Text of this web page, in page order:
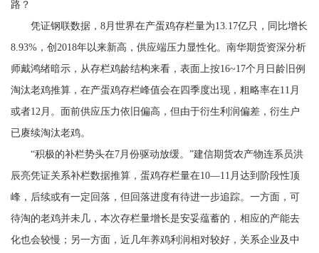
路？
凭证钢联数据，8月世界在产蛋鸡存栏量为13.17亿只，同比增长
8.93%，创2018年以来新高，供应端压力显性化。南华期货资深分析
师戴鸿绪暗示，从存栏鸡龄结构来看，表面上按16~17个月日龄旧例
淘汰老鸡推算，在产蛋鸡存栏峰值会在四季度出现，粗略率在11月
或者12月。面前供应压力依旧偏高，但由于衍生利润偏差，衍生户
已赓续淘汰老鸡。
“积极的补栏势头在7月份驱动放缓。”建信期货农产物连系员洪
辰亮凭证关系补栏数据推算，蛋鸡存栏量在10—11月达到阶段性顶
峰，后续或有一定回落，但回落进度有待进一步追踪。一方面，可
待淘的老鸡并未几，本次存栏量增长是安妥蕴蓄的，相应的产能去
化也会较慢；另一方面，近几年养鸡利润相对较好，关系企业及中